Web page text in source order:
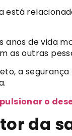
anos de vida
as outras
a
o
da